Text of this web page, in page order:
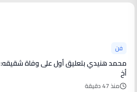
فن
محمد هنيدي بتعليق أول على وفاة
أخ
منذ 47 دقيقة